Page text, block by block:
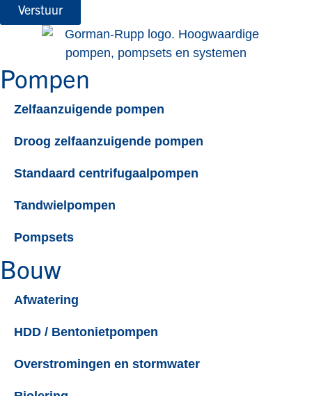
Verstuur
Pompen
Zelfaanzuigende pompen
Droog zelfaanzuigende pompen​
Standaard centrifugaalpompen​
Tandwielpompen​
Pompsets​
Bouw
Afwatering
HDD / Bentonietpompen
Overstromingen en stormwater